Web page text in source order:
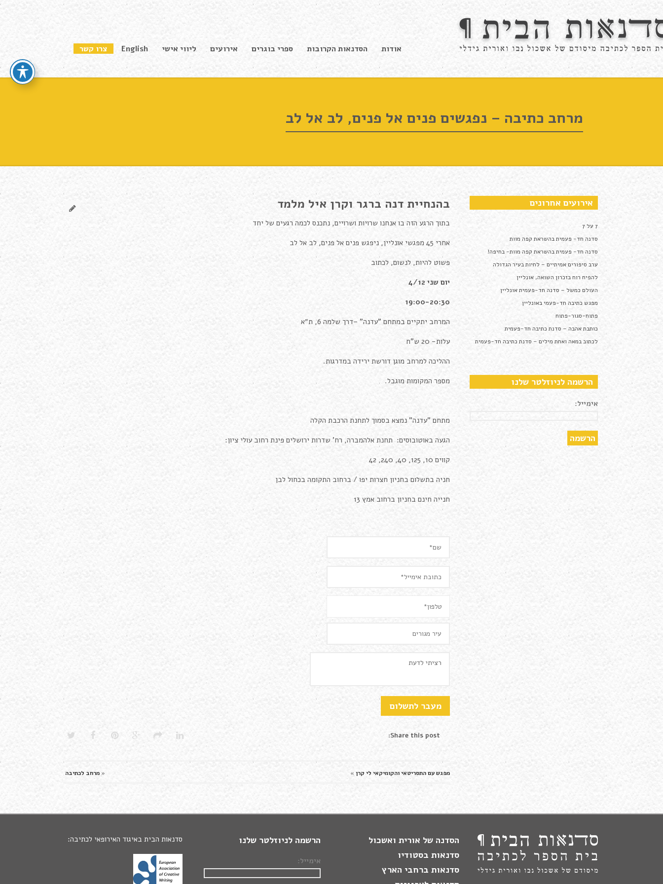
אודות הסדנאות הקרובות ספרי בוגרים אירועים ליווי אישי English צרו קשר
מרחב כתיבה – נפגשים פנים אל פנים, לב אל לב
בהנחיית דנה ברגר וקרן איל מלמד
בתוך הרגע הזה בו אנחנו שרויות ושרויים, נתכנס לכמה רגעים של יחד
אחרי 45 מפגשי אונליין, ניפגש פנים אל פנים, לב אל לב
פשוט להיות, לנשום, לכתוב
יום שני 4/12
19:00-20:30
המרחב יתקיים במתחם "עדנה" –דרך שלמה 6, ת״א
עלות- 20 ש"ח
ההליכה למרחב מוגן דורשת ירידה במדרגות.
מספר המקומות מוגבל.
מתחם "עדנה" נמצא בסמוך לתחנת הרכבת הקלה
הגעה באוטובוסים: תחנת אלהמברה, רח' שדרות ירושלים פינת רחוב עולי ציון:
קווים 10, 125, 40, 240, 42
חניה בתשלום בחניון חצרות יפו / ברחוב התקומה בכחול לבן
חנייה חינם בחניון ברחוב אמץ 13
Share this post:
« מרחב לכתיבה מפגש עם התסריטאי והקומיקאי לי קרן »
אירועים אחרונים
7 על 7
סדנה חד- פעמית בהשראת קפה מוות
סדנה חד- פעמית בהשראת קפה מוות- בחיפה!
ערב סיפורים אמיתיים – לחיות בעיר הגדולה
להפיח רוח בזכרון השואה, אונליין
העולם כמשל – סדנה חד-פעמית אונליין
מפגש כתיבה חד-פעמי באונליין
פתוח-סגור-פתוח
כותבת אהבה – סדנת כתיבה חד-פעמית
לכתוב במאה ואחת מילים – סדנת כתיבה חד-פעמית
הרשמה לניוזלטר שלנו
אימייל:
סדנאות הבית באיגוד האירופאי לכתיבה: הרשמה לניוזלטר שלנו
אימייל:
הסדנה של אורית ואשכול
סדנאות בסטודיו
סדנאות ברחבי הארץ